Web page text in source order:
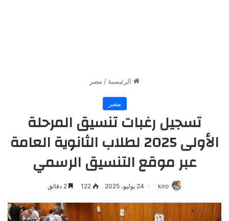
الرئيسية / مصر
مصر
تسجيل رغبات تنسيق المرحلة
الأولى 2025 لطلاب الثانوية العامة
عبر موقع التنسيق الرسمي
kiro 24 يوليو، 2025 122 2 دقائق